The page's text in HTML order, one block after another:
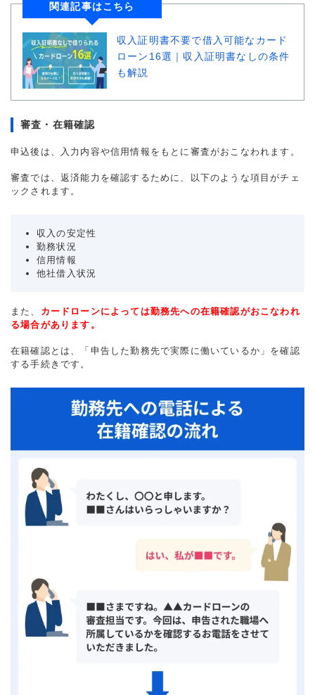
関連記事はこちら
収入証明書不要で借入可能なカード
ローン16選｜収入証明書なしの条件
も解説
審査・在籍確認
申込後は、入力内容や信用情報をもとに審査がおこなわれます。
審査では、返済能力を確認するために、以下のような項目がチェ
ックされます。
収入の安定性
勤務状況
信用情報
他社借入状況
また、 カードローンによっては勤務先への在籍確認がおこなわれ
る場合があります。
在籍確認とは、「申告した勤務先で実際に働いているか」を確認
する手続きです。